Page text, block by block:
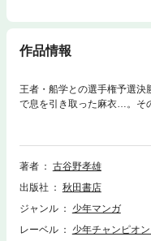
作品情報
王者・船学との選手権予選
で息を引き取った麻衣…。
著者
古谷野孝雄
出版社
秋田書店
ジャンル
少年マンガ
レーベル
少年チャンピオ